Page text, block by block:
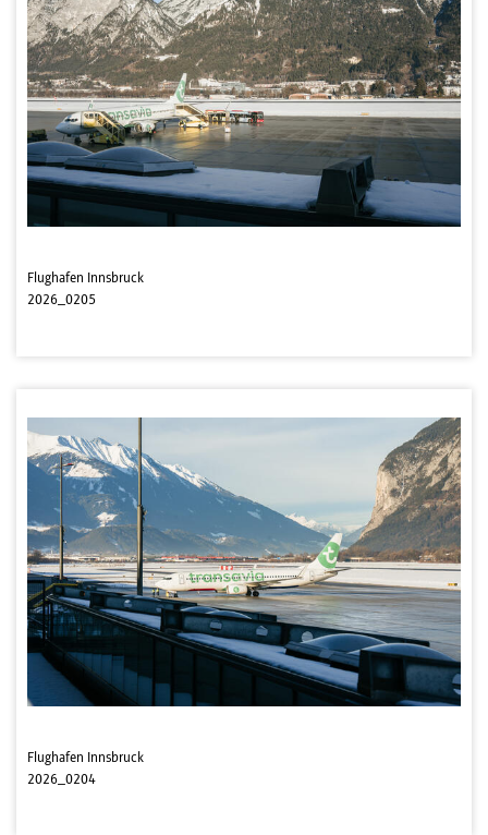
Flughafen Innsbruck
2026_0205
Flughafen Innsbruck
2026_0204